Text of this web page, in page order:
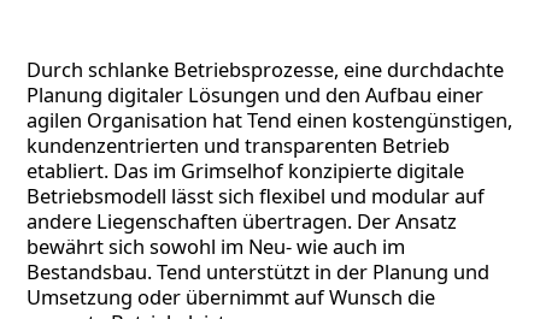
Durch schlanke Betriebsprozesse, eine durchdachte
Planung digitaler Lösungen und den Aufbau einer
agilen Organisation hat Tend einen kostengünstigen,
kundenzentrierten und transparenten Betrieb
etabliert. Das im Grimselhof konzipierte digitale
Betriebsmodell lässt sich flexibel und modular auf
andere Liegenschaften übertragen. Der Ansatz
bewährt sich sowohl im Neu- wie auch im
Bestandsbau. Tend unterstützt in der Planung und
Umsetzung oder übernimmt auf Wunsch die